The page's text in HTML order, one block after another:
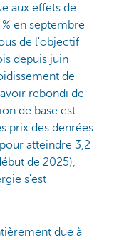
aux effets de
en septembre
de l'objectif
depuis juin
de
rebondi de
de base est
prix des denrées
atteindre 3,2
de 2025),
s'est
due à